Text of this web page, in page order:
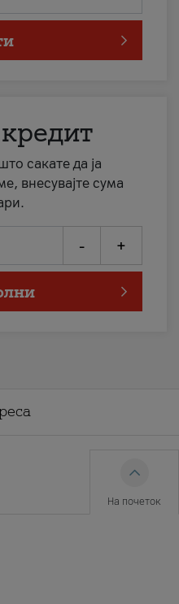
сакате да ја
внесувајте сума
- +
На почеток